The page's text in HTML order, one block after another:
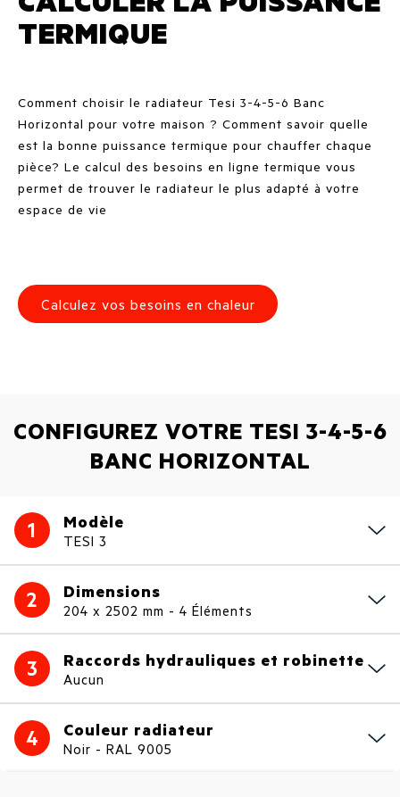
TERMIQUE
Comment choisir le radiateur Tesi 3-4-5-6 Banc
Horizontal pour votre maison ? Comment savoir quelle
est la bonne puissance termique pour chauffer chaque
pièce? Le calcul des besoins en ligne termique vous
permet de trouver le radiateur le plus adapté à votre
espace de vie
Calculez vos besoins en chaleur
CONFIGUREZ VOTRE TESI 3-4-5-6
BANC HORIZONTAL
1 Modèle
TESI 3
2 Dimensions
204 x 2502 mm - 4 Éléments
3 Raccords hydrauliques et robinette
Aucun
4 Couleur radiateur
Noir - RAL 9005